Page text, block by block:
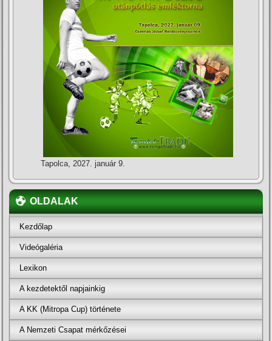
Tapolca, 2027. január 9.
OLDALAK
Kezdőlap
Videógaléria
Lexikon
A kezdetektől napjainkig
A KK (Mitropa Cup) története
A Nemzeti Csapat mérkőzései